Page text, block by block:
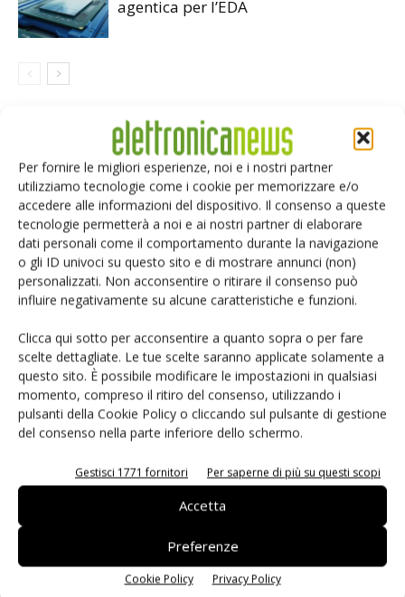
Per fornire le migliori esperienze, noi e i nostri partner
utilizziamo tecnologie come i cookie per memorizzare e/o
accedere alle informazioni del dispositivo. Il consenso a queste
tecnologie permetterà a noi e ai nostri partner di elaborare
dati personali come il comportamento durante la navigazione
o gli ID univoci su questo sito e di mostrare annunci (non)
personalizzati. Non acconsentire o ritirare il consenso può
influire negativamente su alcune caratteristiche e funzioni.
Clicca qui sotto per acconsentire a quanto sopra o per fare
scelte dettagliate. Le tue scelte saranno applicate solamente a
questo sito. È possibile modificare le impostazioni in qualsiasi
momento, compreso il ritiro del consenso, utilizzando i
pulsanti della Cookie Policy o cliccando sul pulsante di gestione
del consenso nella parte inferiore dello schermo.
Gestisci 1771 fornitori Per saperne di più su questi scopi
Accetta
Preferenze
Cookie Policy Privacy Policy
agentica per l’EDA
LASCIA UN COMMENTO
Salva il mio nome, email e sito web in questo browser per i